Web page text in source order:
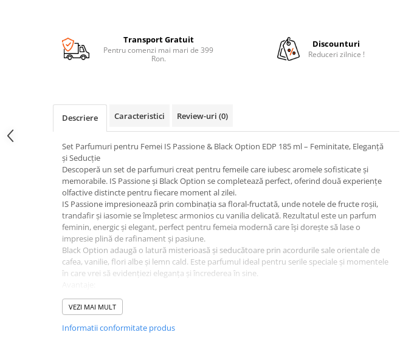
Transport Gratuit
Pentru comenzi mai mari de 399
Ron.
Discounturi
Reduceri zilnice !
Descriere Caracteristici Review-uri (0)
Set Parfumuri pentru Femei IS Passione & Black Option EDP 185 ml – Feminitate, Eleganță
și Seducție
Descoperă un set de parfumuri creat pentru femeile care iubesc aromele sofisticate și
memorabile. IS Passione și Black Option se completează perfect, oferind două experiențe
olfactive distincte pentru fiecare moment al zilei.
IS Passione impresionează prin combinația sa floral-fructată, unde notele de fructe roșii,
trandafir și iasomie se împletesc armonios cu vanilia delicată. Rezultatul este un parfum
feminin, energic și elegant, perfect pentru femeia modernă care își dorește să lase o
impresie plină de rafinament și pasiune.
Black Option adaugă o latură misterioasă și seducătoare prin acordurile sale orientale de
cafea, vanilie, flori albe și lemn cald. Este parfumul ideal pentru serile speciale și momentele
în care vrei să evidențiezi eleganța și încrederea în sine.
• Două parfumuri complementare într-un singur set;
• Potrivite pentru zi și seară;
• Arome feminine, elegante și sofisticate;
VEZI MAI MULT
Informatii conformitate produs